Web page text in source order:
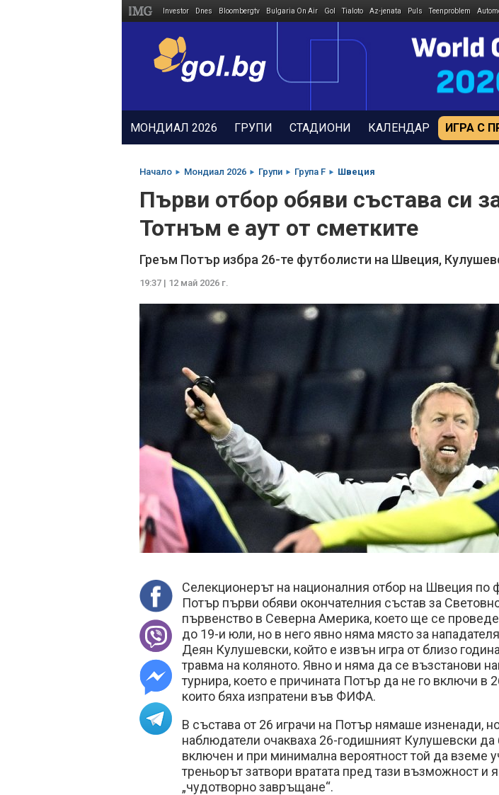
Investor Dnes Bloombergtv Bulgaria On Air Gol Tialoto Az-jenata Puls Teenproblem
МОНДИАЛ 2026 ГРУПИ СТАДИОНИ КАЛЕНДАР ИГРА С
Начало Мондиал 2026 Групи Група F Швеция
Първи отбор обяви състава си
Тотнъм е аут от сметките
Греъм Потър избра 26-те футболисти на Швеция,
19:37 | 12 май 2026 г.
Селекционерът на националния отбор на Швеция по
Потър първи обяви окончателния състав за
първенство в Северна Америка, което ще се
до 19-и юли, но в него явно няма място за
Деян Кулушевски, който е извън игра от близо
травма на коляното. Явно и няма да се възстанови
турнира, което е причината Потър да не го включи в
които бяха изпратени във ФИФА.
В състава от 26 играчи на Потър нямаше изненади,
наблюдатели очакваха 26-годишният Кулушевски
включен и при минимална вероятност той да вземе
треньорът затвори вратата пред тази възможност и
„чудотворно завръщане“.